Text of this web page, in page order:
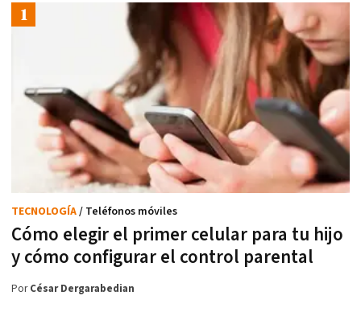
Cómo elegir el primer celular para tu hijo
y cómo configurar el control parental
TECNOLOGÍA/ Teléfonos móviles
PorCésar Dergarabedian